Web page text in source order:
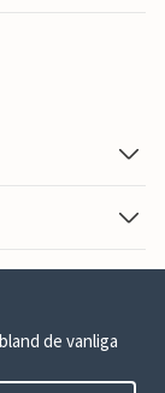
de vanliga